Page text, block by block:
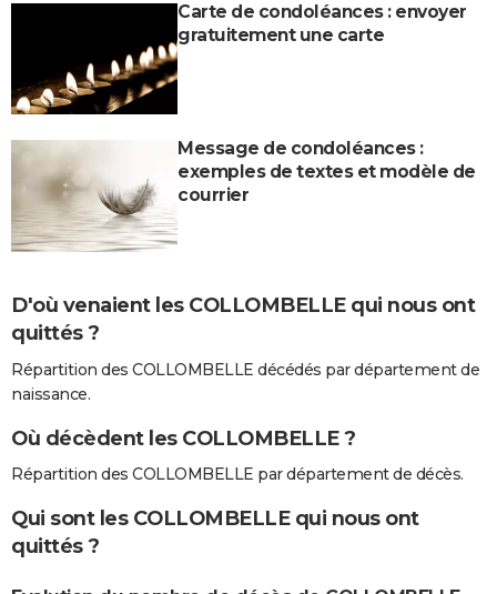
Carte de condoléances : envoyer
gratuitement une carte
Message de condoléances :
exemples de textes et modèle de
courrier
D'où venaient les COLLOMBELLE qui nous ont
quittés ?
Répartition des COLLOMBELLE décédés par département de
naissance.
Où décèdent les COLLOMBELLE ?
Répartition des COLLOMBELLE par département de décès.
Qui sont les COLLOMBELLE qui nous ont
quittés ?